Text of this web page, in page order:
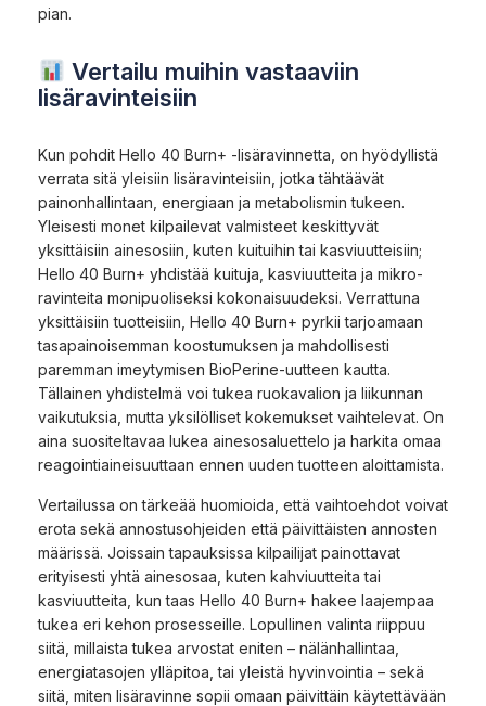
pian.
Vertailu muihin vastaaviin
lisäravinteisiin
Kun pohdit Hello 40 Burn+ -lisäravinnetta, on hyödyllistä
verrata sitä yleisiin lisäravinteisiin, jotka tähtäävät
painonhallintaan, energiaan ja metabolismin tukeen.
Yleisesti monet kilpailevat valmisteet keskittyvät
yksittäisiin ainesosiin, kuten kuituihin tai kasviuutteisiin;
Hello 40 Burn+ yhdistää kuituja, kasviuutteita ja mikro­
ravinteita monipuoliseksi kokonaisuudeksi. Verrattuna
yksittäisiin tuotteisiin, Hello 40 Burn+ pyrkii tarjoamaan
tasapainoisemman koostumuksen ja mahdollisesti
paremman imeytymisen BioPerine-uutteen kautta.
Tällainen yhdistelmä voi tukea ruokavalion ja liikunnan
vaikutuksia, mutta yksilölliset kokemukset vaihtelevat. On
aina suositeltavaa lukea ainesosaluettelo ja harkita omaa
reagointiaineisuuttaan ennen uuden tuotteen aloittamista.
Vertailussa on tärkeää huomioida, että vaihtoehdot voivat
erota sekä annostusohjeiden että päivittäisten annosten
määrissä. Joissain tapauksissa kilpailijat painottavat
erityisesti yhtä ainesosaa, kuten kahviuutteita tai
kasviuutteita, kun taas Hello 40 Burn+ hakee laajempaa
tukea eri kehon prosesseille. Lopullinen valinta riippuu
siitä, millaista tukea arvostat eniten – nälänhallintaa,
energiatasojen ylläpitoa, tai yleistä hyvinvointia – sekä
siitä, miten lisäravinne sopii omaan päivittäin käytettävään